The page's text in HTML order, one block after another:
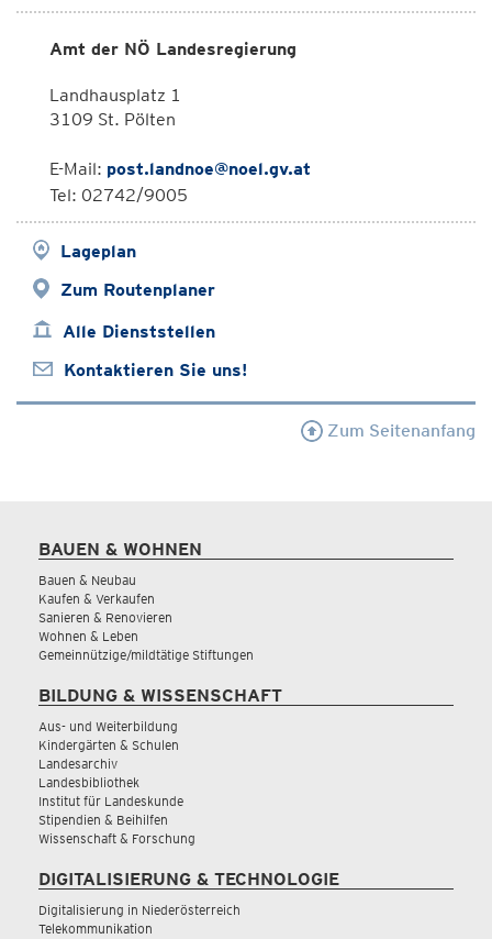
Amt der NÖ Landesregierung
Landhausplatz 1
3109 St. Pölten
E-Mail: post.landnoe@noel.gv.at
Tel: 02742/9005
Lageplan
Zum Routenplaner
Alle Dienststellen
Kontaktieren Sie uns!
Zum Seitenanfang
BAUEN & WOHNEN
Bauen & Neubau
Kaufen & Verkaufen
Sanieren & Renovieren
Wohnen & Leben
Gemeinnützige/mildtätige Stiftungen
BILDUNG & WISSENSCHAFT
Aus- und Weiterbildung
Kindergärten & Schulen
Landesarchiv
Landesbibliothek
Institut für Landeskunde
Stipendien & Beihilfen
Wissenschaft & Forschung
DIGITALISIERUNG & TECHNOLOGIE
Digitalisierung in Niederösterreich
Telekommunikation